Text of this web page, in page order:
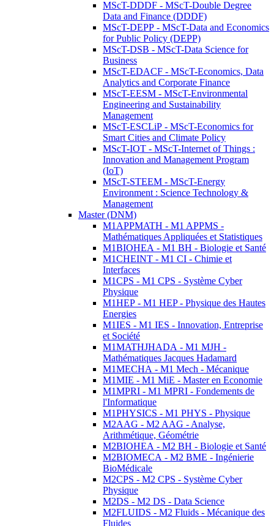
MScT-DDDF - MScT-Double Degree
Data and Finance (DDDF)
MScT-DEPP - MScT-Data and Economics
for Public Policy (DEPP)
MScT-DSB - MScT-Data Science for
Business
MScT-EDACF - MScT-Economics, Data
Analytics and Corporate Finance
MScT-EESM - MScT-Environmental
Engineering and Sustainability
Management
MScT-ESCLiP - MScT-Economics for
Smart Cities and Climate Policy
MScT-IOT - MScT-Internet of Things :
Innovation and Management Program
(IoT)
MScT-STEEM - MScT-Energy
Environment : Science Technology &
Management
Master (DNM)
M1APPMATH - M1 APPMS -
Mathématiques Appliquées et Statistiques
M1BIOHEA - M1 BH - Biologie et Santé
M1CHEINT - M1 CI - Chimie et
Interfaces
M1CPS - M1 CPS - Système Cyber
Physique
M1HEP - M1 HEP - Physique des Hautes
Energies
M1IES - M1 IES - Innovation, Entreprise
et Société
M1MATHJHADA - M1 MJH -
Mathématiques Jacques Hadamard
M1MECHA - M1 Mech - Mécanique
M1MIE - M1 MiE - Master en Economie
M1MPRI - M1 MPRI - Fondements de
l'Informatique
M1PHYSICS - M1 PHYS - Physique
M2AAG - M2 AAG - Analyse,
Arithmétique, Géométrie
M2BIOHEA - M2 BH - Biologie et Santé
M2BIOMECA - M2 BME - Ingénierie
BioMédicale
M2CPS - M2 CPS - Système Cyber
Physique
M2DS - M2 DS - Data Science
M2FLUIDS - M2 Fluids - Mécanique des
Fluides